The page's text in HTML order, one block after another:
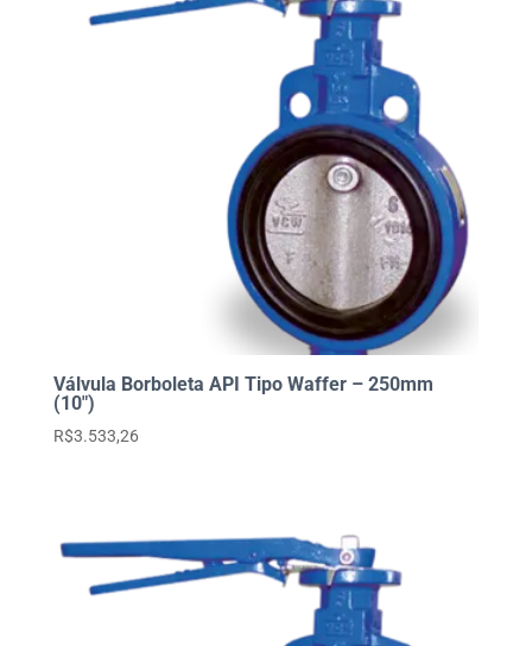
Válvula Borboleta API Tipo Waffer – 250mm
(10″)
R$3.533,26